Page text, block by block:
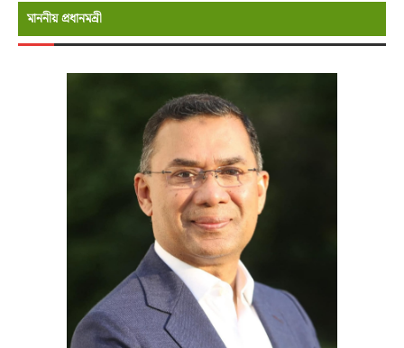
মাননীয় প্রধানমন্রী